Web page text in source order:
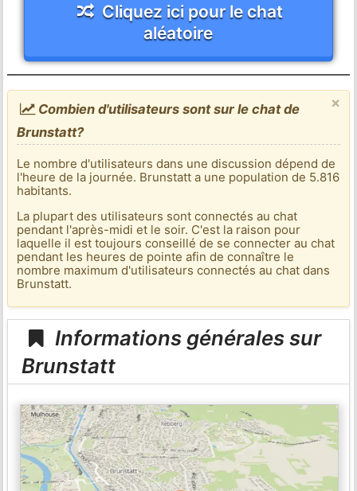
Cliquez ici pour le chat
aléatoire
×
Combien d'utilisateurs sont sur le chat de
Brunstatt?
Le nombre d'utilisateurs dans une discussion dépend de
l'heure de la journée. Brunstatt a une population de 5.816
habitants.
La plupart des utilisateurs sont connectés au chat
pendant l'après-midi et le soir. C'est la raison pour
laquelle il est toujours conseillé de se connecter au chat
pendant les heures de pointe afin de connaître le
nombre maximum d'utilisateurs connectés au chat dans
Brunstatt.
Informations générales sur
Brunstatt